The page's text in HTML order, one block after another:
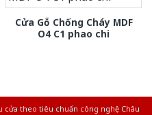
Cửa Gỗ Chống Cháy MDF
O4 C1 phao chi
theo tiêu chuẩn công nghệ Châu